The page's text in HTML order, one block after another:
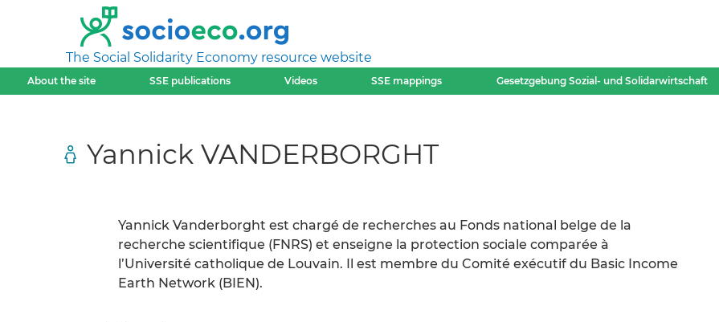
The Social Solidarity Economy resource website
About the site SSE publications Videos SSE mappings Gesetzgebung Sozial- und Solidarwirtschaft
Yannick VANDERBORGHT
Yannick Vanderborght est chargé de recherches au Fonds national belge de la
recherche scientifique (FNRS) et enseigne la protection sociale comparée à
l’Université catholique de Louvain. Il est membre du Comité exécutif du Basic Income
Earth Network (BIEN).